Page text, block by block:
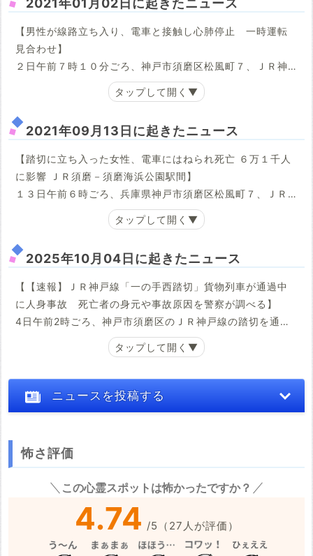
2021年01月02日に起きたニュース
【男性が線路立ち入り、電車と接触し心肺停止 一時運転
見合わせ】
２日午前７時１０分ごろ、神戸市須磨区松風町７、ＪＲ神
戸線須磨－須磨海浜公園間の踏切で、線路内に立ち入った
男性と、西明石発四條畷行き上り普通電車が接触した。須
磨署によると、男性は心肺停止という。
ＪＲ西日本によると、芦屋－西明石間で一時運転を見合わ
せた。上下線の計３０本が運休し、３８本が最大約７０分
遅れ、約１万７３００人に影響した。
2021年09月13日に起きたニュース
【踏切に立ち入った女性、電車にはねられ死亡 ６万１千人
に影響 ＪＲ須磨－須磨海浜公園駅間】
１３日午前６時ごろ、兵庫県神戸市須磨区松風町７、ＪＲ
神戸線須磨－須磨海浜公園駅間の踏切で、西明石発京田辺
行き普通電車に、女性がはねられ、死亡した。乗客約２０
０人にけがはなかった。
ＪＲ西日本と兵庫県警須磨署によると、踏切内に立ち入る
４０代ぐらいの女性を運転士が発見し、非常ブレーキをか
けたが間に合わなかった。 この事故で米原－播州赤穂間の
し、７７本が最大約１時間遅れ、約６万１千人に影響し
2025年10月04日に起きたニュース
【【速報】ＪＲ神戸線「一の手西踏切」貨物列車が通過中
に人身事故 死亡者の身元や事故原因を警察が調べる】
4日午前2時ごろ、神戸市須磨区のＪＲ神戸線の踏切を通過
中だった貨物列車に人が接触する事故がありました。接触
した人は死亡し、年齢や性別などはわかっておらず、警察
常ブレーキをかけましたが、間に合わず接触しました。
午前2時13分ごろ、近くの住民が「踏切に貨物列車が止まっ
ている」と警察に通報し、かけつけた警察官が状況を確認
したところ、1人が列車に接触して死亡していました。
死亡した人の年齢や性別等はわかっていません。
ニュースを投稿する
※心霊体験談や怖い話はコメント欄での投稿をお願いします。
怖さ評価
この心霊スポットは怖かったですか？
4.74 /5 （ 27 人が評価）